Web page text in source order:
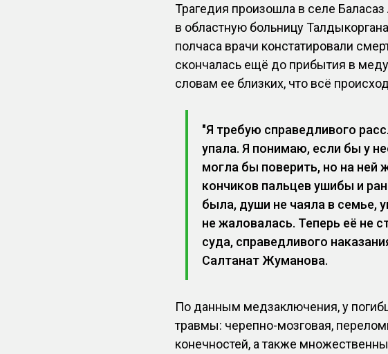
Трагедия произошла в селе
в областную больницу
полчаса врачи констатировали
скончалась ещё до прибытия в
словам ее близких, что всё
"Я требую справедливого
упала. Я понимаю, если бы у
могла бы поверить, но на ней
кончиков пальцев ушибы и
была, души не чаяла в семье,
не жаловалась. Теперь её не
суда, справедливого
Салтанат Жуманова.
По данным медзаключения, у
травмы: черепно-мозговая,
конечностей, а также